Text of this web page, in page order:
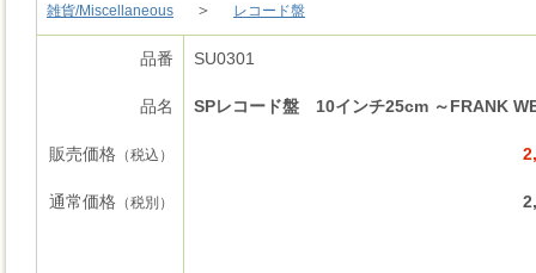
雑貨/Miscellaneous ＞ レコード盤
品番 SU0301
品名 SPレコード盤 10インチ25cm ～FRANK
販売価格 （税込）
通常価格 （税別）